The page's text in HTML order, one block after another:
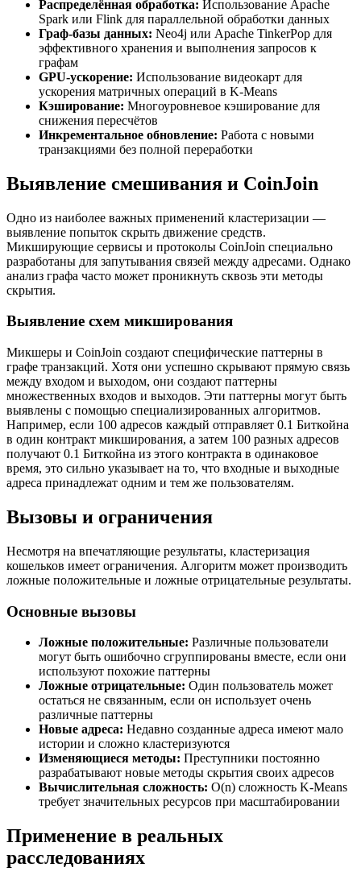
Распределённая обработка: Использование Apache
Spark или Flink для параллельной обработки данных
Граф-базы данных: Neo4j или Apache TinkerPop для
эффективного хранения и выполнения запросов к
графам
GPU-ускорение: Использование видеокарт для
ускорения матричных операций в K-Means
Кэширование: Многоуровневое кэширование для
снижения пересчётов
Инкрементальное обновление: Работа с новыми
транзакциями без полной переработки
Выявление смешивания и CoinJoin
Одно из наиболее важных применений кластеризации —
выявление попыток скрыть движение средств.
Микширующие сервисы и протоколы CoinJoin специально
разработаны для запутывания связей между адресами. Однако
анализ графа часто может проникнуть сквозь эти методы
скрытия.
Выявление схем микширования
Микшеры и CoinJoin создают специфические паттерны в
графе транзакций. Хотя они успешно скрывают прямую связь
между входом и выходом, они создают паттерны
множественных входов и выходов. Эти паттерны могут быть
выявлены с помощью специализированных алгоритмов.
Например, если 100 адресов каждый отправляет 0.1 Биткойна
в один контракт микширования, а затем 100 разных адресов
получают 0.1 Биткойна из этого контракта в одинаковое
время, это сильно указывает на то, что входные и выходные
адреса принадлежат одним и тем же пользователям.
Вызовы и ограничения
Несмотря на впечатляющие результаты, кластеризация
кошельков имеет ограничения. Алгоритм может производить
ложные положительные и ложные отрицательные результаты.
Основные вызовы
Ложные положительные: Различные пользователи
могут быть ошибочно сгруппированы вместе, если они
используют похожие паттерны
Ложные отрицательные: Один пользователь может
остаться не связанным, если он использует очень
различные паттерны
Новые адреса: Недавно созданные адреса имеют мало
истории и сложно кластеризуются
Изменяющиеся методы: Преступники постоянно
разрабатывают новые методы скрытия своих адресов
Вычислительная сложность: O(n) сложность K-Means
требует значительных ресурсов при масштабировании
Применение в реальных
расследованиях